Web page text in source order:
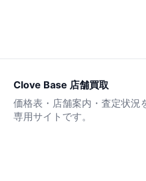
Clove Base 店舗買取
価格表・店舗案内・査定状況
専用サイトです。